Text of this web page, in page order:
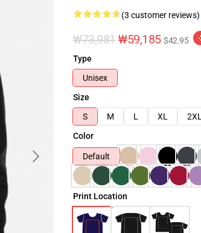
(3 customer reviews)
₩73,981 ₩59,185 $42.95
Type
Unisex
Size
S
M L XL 2XL
Color
Default
Print Location